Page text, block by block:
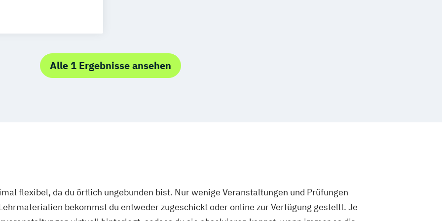
Alle 1 Ergebnisse ansehen
flexibel, da du örtlich ungebunden bist. Nur wenige Veranstaltungen und Prüfungen
bekommst du entweder zugeschickt oder online zur Verfügung gestellt. Je